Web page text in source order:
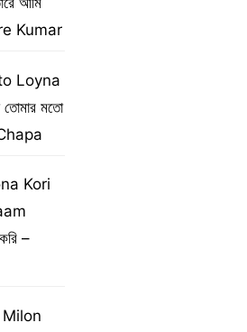
Kumar
Loyna
মতো
Kori
–